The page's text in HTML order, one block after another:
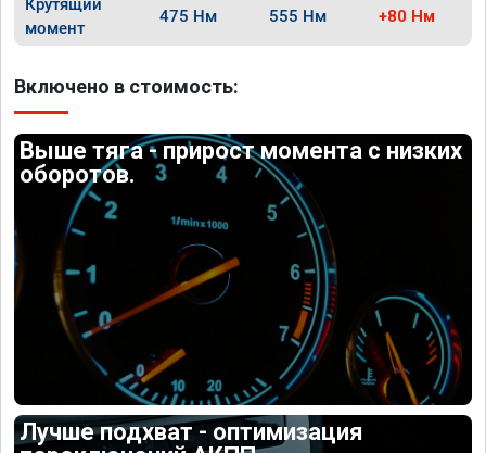
Крутящий
момент
475 Нм 555 Нм +80 Нм
Включено в стоимость:
Выше тяга - прирост момента с низких
оборотов.
Лучше подхват - оптимизация